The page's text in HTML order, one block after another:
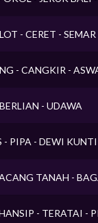
- CERET - SEMAR
- CANGKIR -
- UDAWA
- PIPA - DEWI KUNTI
TANAH -
- TERATAI -